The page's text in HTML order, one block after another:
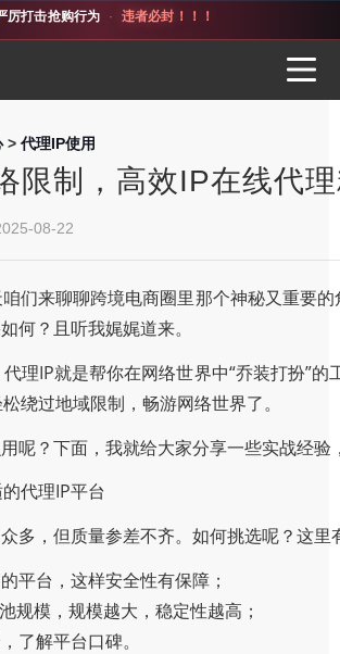
厉打击抢购行为 · 违者必封！！！
> 代理IP使用
限制，高效IP在线代
08-22
们来聊聊跨境电商圈里那个神秘又重要
何？且听我娓娓道来。
理IP就是帮你在网络世界中“乔装打扮”
绕过地域限制，畅游网络世界了。
呢？下面，我就给大家分享一些实战经验
代理IP平台
多，但质量参差不齐。如何挑选呢？这里
平台，这样安全性有保障；
规模，规模越大，稳定性越高；
了解平台口碑。